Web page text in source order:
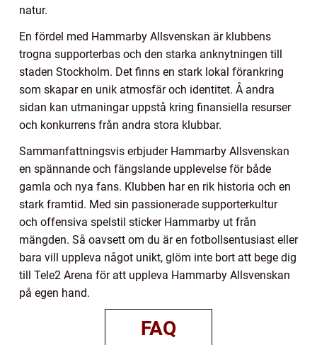
natur.
En fördel med Hammarby Allsvenskan är klubbens
trogna supporterbas och den starka anknytningen till
staden Stockholm. Det finns en stark lokal förankring
som skapar en unik atmosfär och identitet. Å andra
sidan kan utmaningar uppstå kring finansiella resurser
och konkurrens från andra stora klubbar.
Sammanfattningsvis erbjuder Hammarby Allsvenskan
en spännande och fängslande upplevelse för både
gamla och nya fans. Klubben har en rik historia och en
stark framtid. Med sin passionerade supporterkultur
och offensiva spelstil sticker Hammarby ut från
mängden. Så oavsett om du är en fotbollsentusiast eller
bara vill uppleva något unikt, glöm inte bort att bege dig
till Tele2 Arena för att uppleva Hammarby Allsvenskan
på egen hand.
FAQ